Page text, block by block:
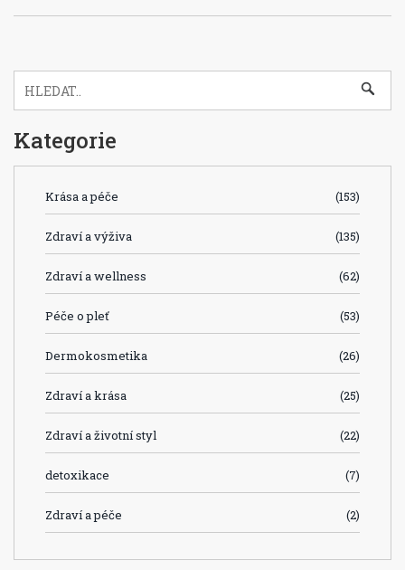
Kategorie
Krása a péče (153)
Zdraví a výživa (135)
Zdraví a wellness (62)
Péče o pleť (53)
Dermokosmetika (26)
Zdraví a krása (25)
Zdraví a životní styl (22)
detoxikace (7)
Zdraví a péče (2)